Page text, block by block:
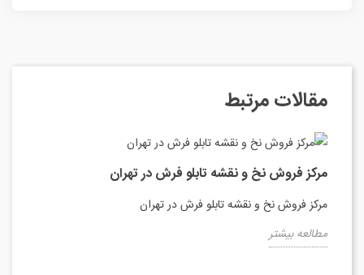
مقالات مرتبط
مرکز فروش نخ و نقشه تابلو فرش در تهران
مرکز فروش نخ و نقشه تابلو فرش در تهران
مطالعه بیشتر